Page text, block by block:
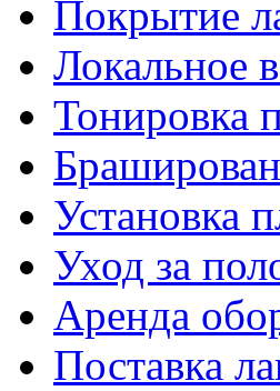
Покрытие
Локальное
Тонировка
Установка
Уход за
Аренда
Поставка